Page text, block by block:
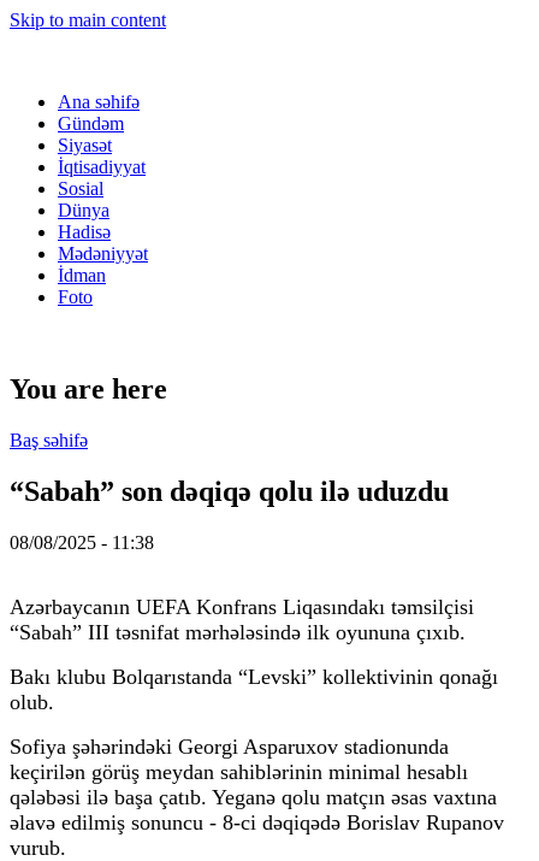
Skip to main content
Ana səhifə
Gündəm
Siyasət
İqtisadiyyat
Sosial
Dünya
Hadisə
Mədəniyyət
İdman
Foto
You are here
Baş səhifə
“Sabah” son dəqiqə qolu ilə uduzdu
08/08/2025 - 11:38
Azərbaycanın UEFA Konfrans Liqasındakı təmsilçisi
“Sabah” III təsnifat mərhələsində ilk oyununa çıxıb.
Bakı klubu Bolqarıstanda “Levski” kollektivinin qonağı
olub.
Sofiya şəhərindəki Georgi Asparuxov stadionunda
keçirilən görüş meydan sahiblərinin minimal hesablı
qələbəsi ilə başa çatıb. Yeganə qolu matçın əsas vaxtına
əlavə edilmiş sonuncu - 8-ci dəqiqədə Borislav Rupanov
vurub.